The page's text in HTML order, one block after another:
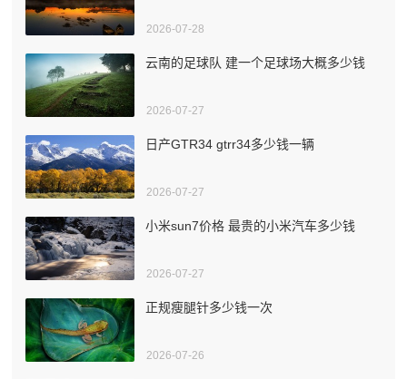
2026-07-28
云南的足球队 建一个足球场大概多少钱
2026-07-27
日产GTR34 gtrr34多少钱一辆
2026-07-27
小米sun7价格 最贵的小米汽车多少钱
2026-07-27
正规瘦腿针多少钱一次
2026-07-26